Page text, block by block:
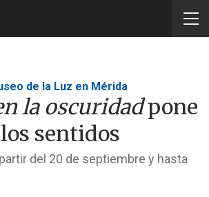
de la Luz en Mérida
la oscuridadpone
sentidos
del 20 de septiembre y hasta